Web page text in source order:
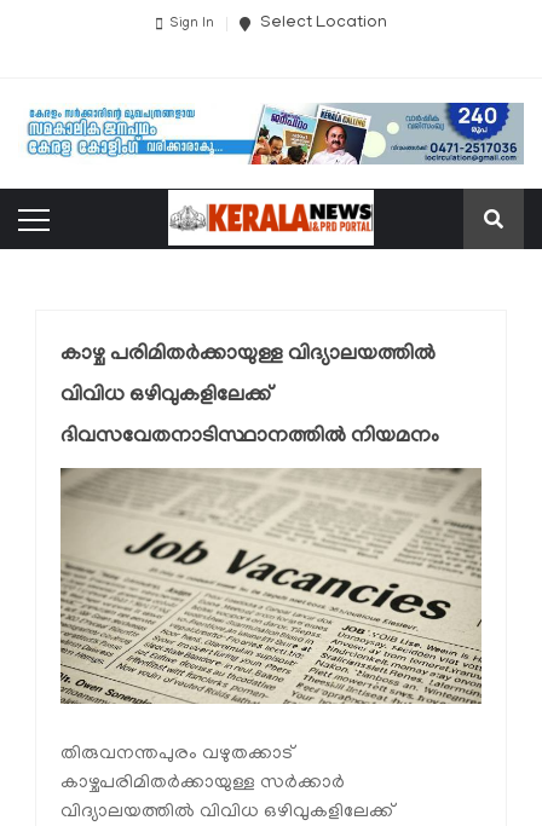
Sign In Select Location
കാഴ്ച പരിമിതർക്കായുള്ള വിദ്യാലയത്തിൽ
വിവിധ ഒഴിവുകളിലേക്ക്
ദിവസവേതനാടിസ്ഥാനത്തിൽ നിയമനം
തിരുവനന്തപുരം വഴുതക്കാട്
കാഴ്ചപരിമിതർക്കായുള്ള സർക്കാർ
വിദ്യാലയത്തിൽ വിവിധ ഒഴിവുകളിലേക്ക്